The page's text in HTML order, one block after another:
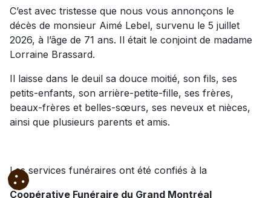
C’est avec tristesse que nous vous annonçons le
décès de monsieur Aimé Lebel, survenu le 5 juillet
2026, à l’âge de 71 ans. Il était le conjoint de madame
Lorraine Brassard.
Il laisse dans le deuil sa douce moitié, son fils, ses
petits-enfants, son arrière-petite-fille, ses frères,
beaux-frères et belles-sœurs, ses neveux et nièces,
ainsi que plusieurs parents et amis.
Les services funéraires ont été confiés à la
Coopérative Funéraire du Grand Montréal